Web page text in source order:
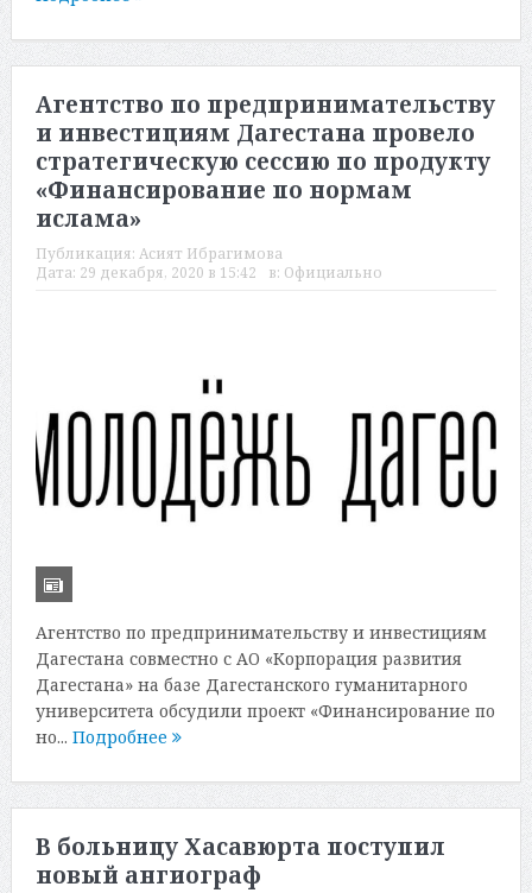
Агентство по предпринимательству
и инвестициям Дагестана провело
стратегическую сессию по продукту
«Финансирование по нормам
ислама»
Публикация: Асият Ибрагимова
Дата: 29 декабря, 2020 в 15:42 в: Официально
Агентство по предпринимательству и инвестициям
Дагестана совместно с АО «Корпорация развития
Дагестана» на базе Дагестанского гуманитарного
университета обсудили проект «Финансирование по
но... Подробнее
В больницу Хасавюрта поступил
новый ангиограф